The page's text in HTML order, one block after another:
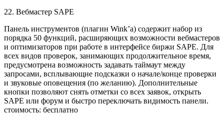
22. Вебмастер SAPE
Панель инструментов (плагин Wink’a) содержит набор из
порядка 50 функций, расширяющих возможности вебмастеров
и оптимизаторов при работе в интерфейсе биржи SAPE. Для
всех видов проверок, занимающих продолжительное время,
предусмотрена возможность задавать таймаут между
запросами, всплывающие подсказки о начале/конце проверки
и звуковые оповещения (по желанию). Дополнительные
кнопки позволяют снять отметки со всех заявок, открыть
SAPE или форум и быстро переключать видимость панели.
стоимость: бесплатно